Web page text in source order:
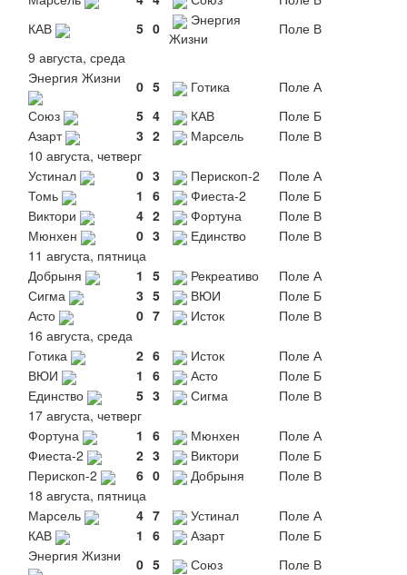
КАВ
5 0
Энергия
Жизни
Поле В
9 августа, среда
Энергия Жизни
0 5 Готика
Поле А
Союз
5 4 КАВ
Поле Б
Азарт
3 2 Марсель
Поле В
10 августа, четверг
Устинал
0 3 Перископ-2
Поле А
Томь
1 6 Фиеста-2
Поле Б
Виктори
4 2 Фортуна
Поле В
Мюнхен
0 3 Единство
Поле В
11 августа, пятница
Добрыня
1 5 Рекреативо
Поле А
Сигма
3 5 ВЮИ
Поле Б
Асто
0 7 Исток
Поле В
16 августа, среда
Готика
2 6 Исток
Поле А
ВЮИ
1 6 Асто
Поле Б
Единство
5 3 Сигма
Поле В
17 августа, четверг
Фортуна
1 6 Мюнхен
Поле А
Фиеста-2
2 3 Виктори
Поле Б
Перископ-2
6 0 Добрыня
Поле В
18 августа, пятница
Марсель
4 7 Устинал
Поле А
КАВ
1 6 Азарт
Поле Б
Энергия Жизни
0 5 Союз
Поле В